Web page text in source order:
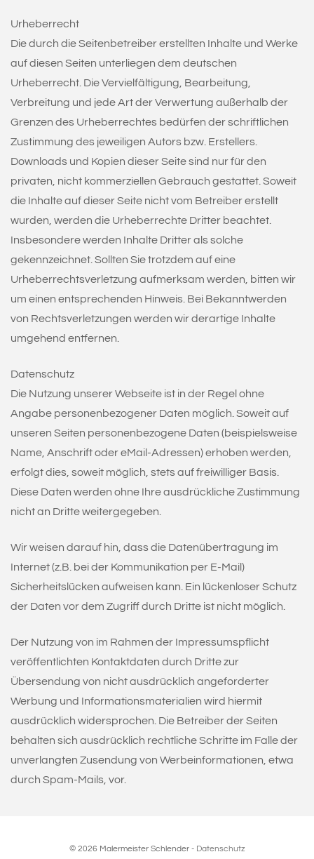
Urheberrecht
Die durch die Seitenbetreiber erstellten Inhalte und Werke
auf diesen Seiten unterliegen dem deutschen
Urheberrecht. Die Vervielfältigung, Bearbeitung,
Verbreitung und jede Art der Verwertung außerhalb der
Grenzen des Urheberrechtes bedürfen der schriftlichen
Zustimmung des jeweiligen Autors bzw. Erstellers.
Downloads und Kopien dieser Seite sind nur für den
privaten, nicht kommerziellen Gebrauch gestattet. Soweit
die Inhalte auf dieser Seite nicht vom Betreiber erstellt
wurden, werden die Urheberrechte Dritter beachtet.
Insbesondere werden Inhalte Dritter als solche
gekennzeichnet. Sollten Sie trotzdem auf eine
Urheberrechtsverletzung aufmerksam werden, bitten wir
um einen entsprechenden Hinweis. Bei Bekanntwerden
von Rechtsverletzungen werden wir derartige Inhalte
umgehend entfernen.
Datenschutz
Die Nutzung unserer Webseite ist in der Regel ohne
Angabe personenbezogener Daten möglich. Soweit auf
unseren Seiten personenbezogene Daten (beispielsweise
Name, Anschrift oder eMail-Adressen) erhoben werden,
erfolgt dies, soweit möglich, stets auf freiwilliger Basis.
Diese Daten werden ohne Ihre ausdrückliche Zustimmung
nicht an Dritte weitergegeben.
Wir weisen darauf hin, dass die Datenübertragung im
Internet (z.B. bei der Kommunikation per E-Mail)
Sicherheitslücken aufweisen kann. Ein lückenloser Schutz
der Daten vor dem Zugriff durch Dritte ist nicht möglich.
Der Nutzung von im Rahmen der Impressumspflicht
veröffentlichten Kontaktdaten durch Dritte zur
Übersendung von nicht ausdrücklich angeforderter
Werbung und Informationsmaterialien wird hiermit
ausdrücklich widersprochen. Die Betreiber der Seiten
behalten sich ausdrücklich rechtliche Schritte im Falle der
unverlangten Zusendung von Werbeinformationen, etwa
durch Spam-Mails, vor.
© 2026 Malermeister Schlender - Datenschutz